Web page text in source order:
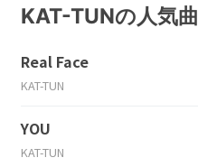
KAT-TUNの人気曲
Real Face
KAT-TUN
YOU
KAT-TUN